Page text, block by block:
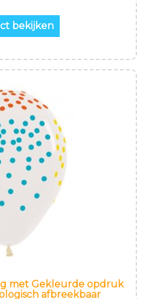
bekijken
met Gekleurde opdruk
afbreekbaar